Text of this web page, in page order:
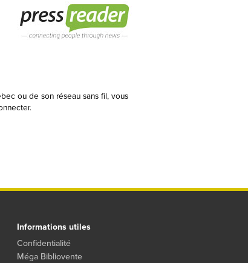
ou de son réseau sans fil, vous
Informations utiles
Confidentialité
Méga Bibliovente